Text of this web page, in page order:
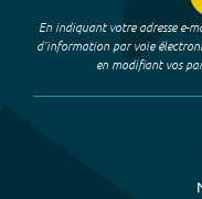
En indiquant votre adresse e-
d’information par voie
en modifiant vos